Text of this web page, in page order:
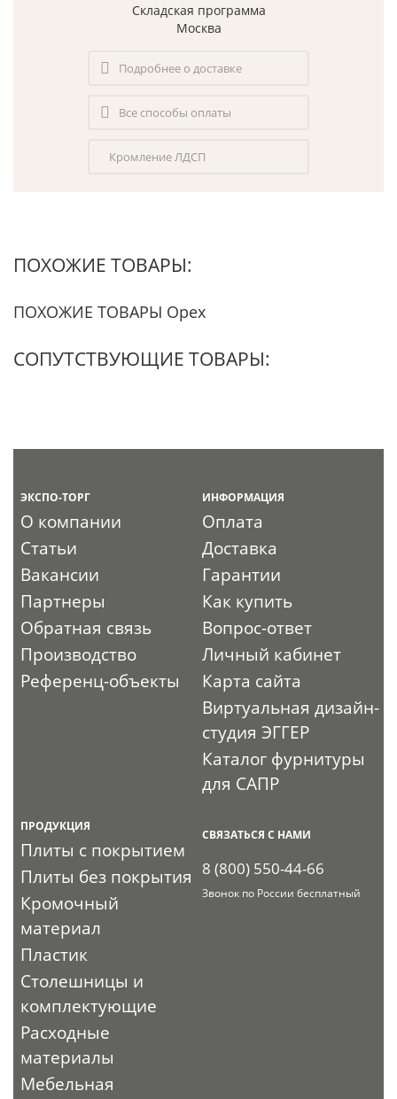
Складская программа
Москва
Подробнее о доставке
Все способы оплаты
Кромление ЛДСП
ПОХОЖИЕ ТОВАРЫ:
ПОХОЖИЕ ТОВАРЫ Орех
СОПУТСТВУЮЩИЕ ТОВАРЫ:
ЭКСПО-ТОРГ
О компании
Статьи
Вакансии
Партнеры
Обратная связь
Производство
Референц-объекты
ИНФОРМАЦИЯ
Оплата
Доставка
Гарантии
Как купить
Вопрос-ответ
Личный кабинет
Карта сайта
Виртуальная дизайн-
студия ЭГГЕР
Каталог фурнитуры
для САПР
ПРОДУКЦИЯ
Плиты с покрытием
Плиты без покрытия
Кромочный
материал
Пластик
Столешницы и
комплектующие
Расходные
материалы
Мебельная
СВЯЗАТЬСЯ С НАМИ
8 (800) 550-44-66
Звонок по России бесплатный